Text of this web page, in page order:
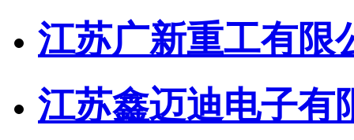
江苏广新重工有限
江苏鑫迈迪电子有